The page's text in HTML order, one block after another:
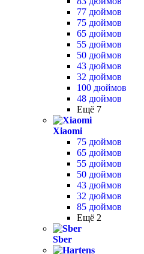
77 дюймов
75 дюймов
65 дюймов
55 дюймов
50 дюймов
43 дюймов
32 дюймов
100 дюймов
48 дюймов
Ещё 7
Xiaomi
75 дюймов
65 дюймов
55 дюймов
50 дюймов
43 дюймов
32 дюймов
85 дюймов
Ещё 2
Sber